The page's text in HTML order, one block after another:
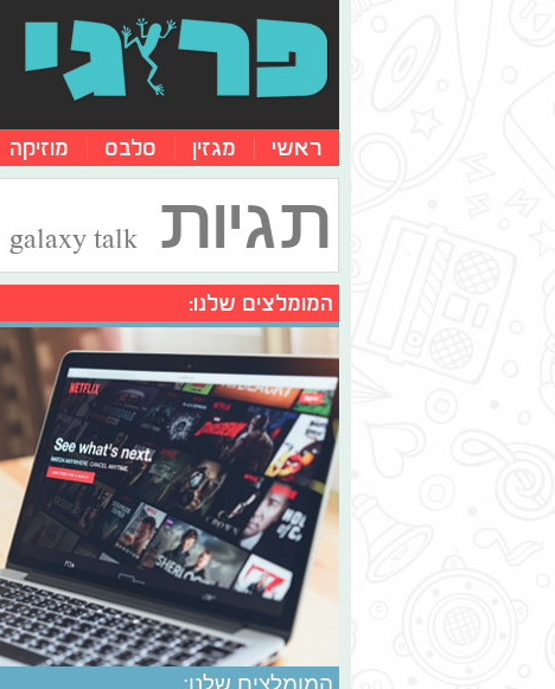
ראשי מגזין סלבס מוזיקה
תגיות galaxy talk
המומלצים שלנו:
המומלצים שלנו: